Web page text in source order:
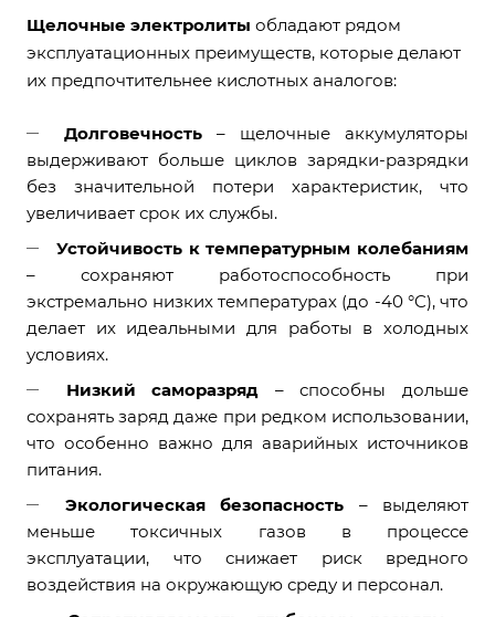
Щелочные электролиты обладают рядом
эксплуатационных преимуществ, которые делают
их предпочтительнее кислотных аналогов:
Долговечность – щелочные аккумуляторы
выдерживают больше циклов зарядки-разрядки
без значительной потери характеристик, что
увеличивает срок их службы.
Устойчивость к температурным колебаниям
– сохраняют работоспособность при
экстремально низких температурах (до -40 °C), что
делает их идеальными для работы в холодных
условиях.
Низкий саморазряд – способны дольше
сохранять заряд даже при редком использовании,
что особенно важно для аварийных источников
питания.
Экологическая безопасность – выделяют
меньше токсичных газов в процессе
эксплуатации, что снижает риск вредного
воздействия на окружающую среду и персонал.